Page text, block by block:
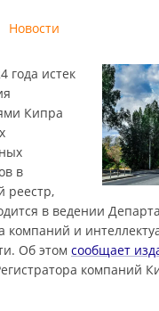
Новости
года истек
Кипра
в
реестр,
в ведении
компаний и
Об этом сообщает
компаний